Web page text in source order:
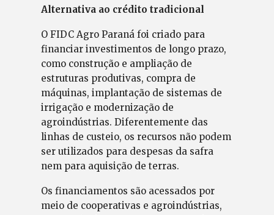
Alternativa ao crédito tradicional
O FIDC Agro Paraná foi criado para
financiar investimentos de longo prazo,
como construção e ampliação de
estruturas produtivas, compra de
máquinas, implantação de sistemas de
irrigação e modernização de
agroindústrias. Diferentemente das
linhas de custeio, os recursos não podem
ser utilizados para despesas da safra
nem para aquisição de terras.
Os financiamentos são acessados por
meio de cooperativas e agroindústrias,